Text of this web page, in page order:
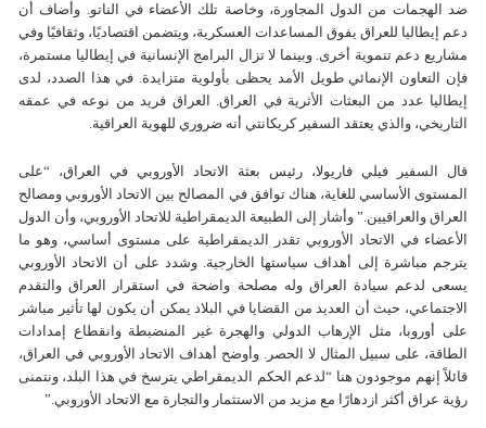
ضد الهجمات من الدول المجاورة، وخاصة تلك الأعضاء في الناتو. وأضاف أن
دعم إيطاليا للعراق يفوق المساعدات العسكرية، ويتضمن اقتصاديًا، وثقافيًا وفي
مشاريع دعم تنموية أخرى. وبينما لا تزال البرامج الإنسانية في إيطاليا مستمرة،
فإن التعاون الإنمائي طويل الأمد يحظى بأولوية متزايدة. في هذا الصدد، لدى
إيطاليا عدد من البعثات الأثرية في العراق. العراق فريد من نوعه في عمقه
التاريخي، والذي يعتقد السفير کريکانتي أنه ضروري للهوية العراقية.
قال السفير فیلي فاریولا، رئيس بعثة الاتحاد الأوروبي في العراق، “على
المستوى الأساسي للغاية، هناك توافق في المصالح بين الاتحاد الأوروبي ومصالح
العراق والعراقيين.” وأشار إلى الطبيعة الديمقراطية للاتحاد الأوروبي، وأن الدول
الأعضاء في الاتحاد الأوروبي تقدر الديمقراطية على مستوى أساسي، وهو ما
يترجم مباشرة إلى أهداف سياستها الخارجية. وشدد على أن الاتحاد الأوروبي
يسعى لدعم سيادة العراق وله مصلحة واضحة في استقرار العراق والتقدم
الاجتماعي، حيث أن العديد من القضايا في البلاد يمكن أن يكون لها تأثير مباشر
على أوروبا، مثل الإرهاب الدولي والهجرة غير المنضبطة وانقطاع إمدادات
الطاقة، على سبيل المثال لا الحصر. وأوضح أهداف الاتحاد الأوروبي في العراق،
قائلاً إنهم موجودون هنا “لدعم الحكم الديمقراطي يترسخ في هذا البلد، ونتمنى
رؤية عراق أكثر ازدهارًا مع مزيد من الاستثمار والتجارة مع الاتحاد الأوروبي.”